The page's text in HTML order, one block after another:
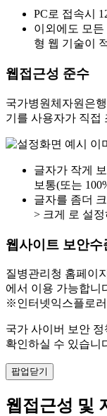
PC로 접속시
이외에도 모
형 웹 기술이
웹접근성 준수
국가병원체자원은
기를 사용자가 직접
글자가 작게
보통(또는
글자를 좀더
> 크게 로 설
웹사이트 보안수
질병관리청 홈페이
에서 이용 가능합니
※인터넷익스플로
국가 사이버 보안 정
확인하실 수 있습니
팝업닫기
웹접근성 및